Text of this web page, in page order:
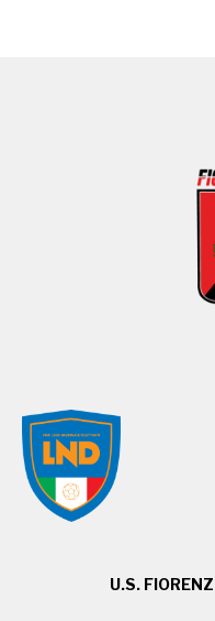
U.S.